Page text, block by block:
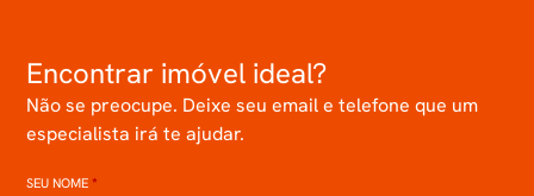
Encontrar imóvel ideal?
Não se preocupe. Deixe seu email e telefone que um
especialista irá te ajudar.
SEU NOME*